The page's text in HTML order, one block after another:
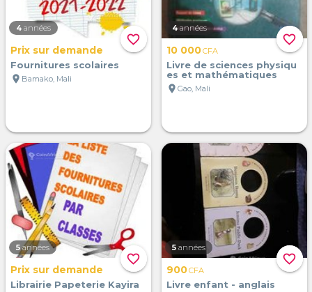
favorite_border
4 années
Prix sur demande
Fournitures scolaires
location_on Bamako, Mali
favorite_border
4 années
10 000CFA
Livre de sciences physiqu
es et mathématiques
location_on Gao, Mali
favorite_border
5 années
Prix sur demande
Librairie Papeterie Kayira
favorite_border
5 années
900CFA
Livre enfant - anglais